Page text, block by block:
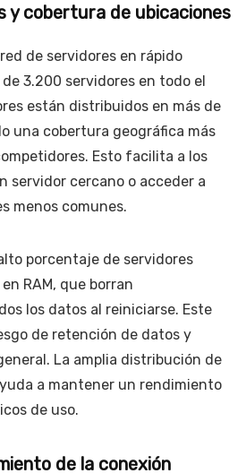
y cobertura de ubicaciones
de servidores en rápido
3.200 servidores en todo el
están distribuidos en más de
una cobertura geográfica más
Esto facilita a los
servidor cercano o acceder a
menos comunes.
porcentaje de servidores
RAM, que borran
los datos al reiniciarse. Este
de retención de datos y
La amplia distribución de
a mantener un rendimiento
de uso.
de la conexión